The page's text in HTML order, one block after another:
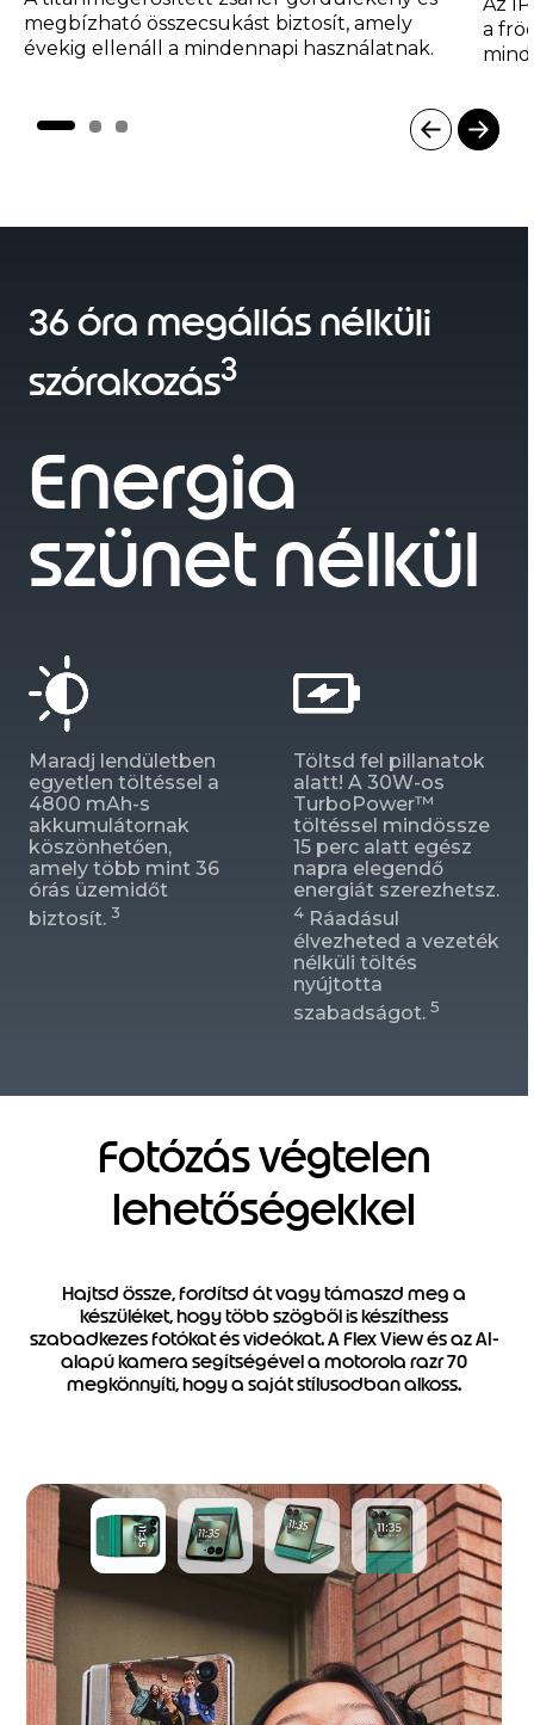
megbízható összecsukást biztosít, amely
évekig ellenáll a mindennapi használatnak.
a
t
36 óra megállás nélküli
szórakozás3
Energia
szünet nélkül
Maradj lendületben
egyetlen töltéssel a
4800 mAh-s
akkumulátornak
köszönhetően,
amely több mint 36
órás üzemidőt
biztosít. 3
Töltsd fel pillanatok
alatt! A 30W-os
TurboPower™
töltéssel mindössze
15 perc alatt egész
napra elegendő
energiát szerezhetsz.
4Ráadásul
élvezheted a vezeték
nélküli töltés
nyújtotta
szabadságot. 5
Fotózás végtelen
lehetőségekkel
Hajtsd össze, fordítsd át vagy támaszd meg a
készüléket, hogy több szögből is készíthess
szabadkezes fotókat és videókat. A Flex View és az AI-
alapú kamera segítségével a motorola razr 70
megkönnyíti, hogy a saját stílusodban alkoss.